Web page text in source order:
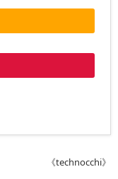
《technocchi》